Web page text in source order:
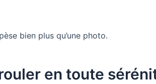
bien plus qu’une photo.
en toute